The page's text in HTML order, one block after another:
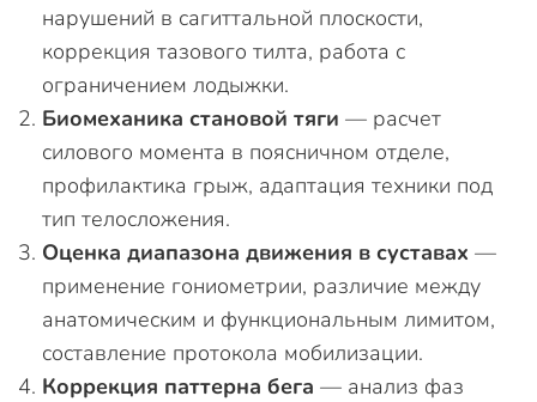
нарушений в сагиттальной плоскости,
коррекция тазового тилта, работа с
ограничением лодыжки.
Биомеханика становой тяги — расчет
силового момента в поясничном отделе,
профилактика грыж, адаптация техники под
тип телосложения.
Оценка диапазона движения в суставах —
применение гониометрии, различие между
анатомическим и функциональным лимитом,
составление протокола мобилизации.
Коррекция паттерна бега — анализ фаз